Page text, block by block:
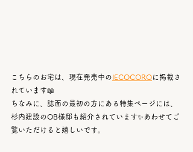
こちらのお宅は、現在発売中のIECOCOROに掲載さ
れています📖
ちなみに、誌面の最初の方にある特集ページには、
杉内建設のOB様邸も紹介されています✨あわせてご
覧いただけると嬉しいです。